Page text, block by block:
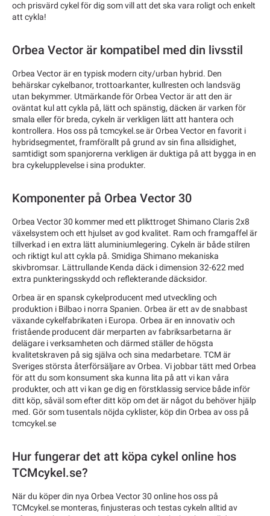
och prisvärd cykel för dig som vill att det ska vara roligt och enkelt
att cykla!
Orbea Vector är kompatibel med din livsstil
Orbea Vector är en typisk modern city/urban hybrid. Den
behärskar cykelbanor, trottoarkanter, kullresten och landsväg
utan bekymmer. Utmärkande för Orbea Vector är att den är
oväntat kul att cykla på, lätt och spänstig, däcken är varken för
smala eller för breda, cykeln är verkligen lätt att hantera och
kontrollera. Hos oss på tcmcykel.se är Orbea Vector en favorit i
hybridsegmentet, framförallt på grund av sin fina allsidighet,
samtidigt som spanjorerna verkligen är duktiga på att bygga in en
bra cykelupplevelse i sina produkter.
Komponenter på Orbea Vector 30
Orbea Vector 30 kommer med ett plikttroget Shimano Claris 2x8
växelsystem och ett hjulset av god kvalitet. Ram och framgaffel är
tillverkad i en extra lätt aluminiumlegering. Cykeln är både stilren
och riktigt kul att cykla på. Smidiga Shimano mekaniska
skivbromsar. Lättrullande Kenda däck i dimension 32-622 med
extra punkteringsskydd och reflekterande däcksidor.
Orbea är en spansk cykelproducent med utveckling och
produktion i Bilbao i norra Spanien. Orbea är ett av de snabbast
växande cykelfabrikaten i Europa. Orbea är en innovativ och
fristående producent där merparten av fabriksarbetarna är
delägare i verksamheten och därmed ställer de högsta
kvalitetskraven på sig själva och sina medarbetare. TCM är
Sveriges största återförsäljare av Orbea. Vi jobbar tätt med Orbea
för att du som konsument ska kunna lita på att vi kan våra
produkter, och att vi kan ge dig en förstklassig service både inför
ditt köp, såväl som efter ditt köp om det är något du behöver hjälp
med. Gör som tusentals nöjda cyklister, köp din Orbea av oss på
tcmcykel.se
Hur fungerar det att köpa cykel online hos
TCMcykel.se?
När du köper din nya Orbea Vector 30 online hos oss på
TCMcykel.se monteras, finjusteras och testas cykeln alltid av